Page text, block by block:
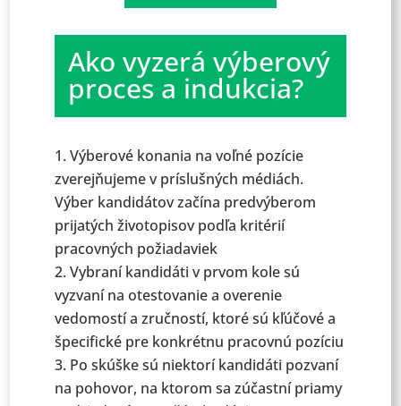
Ako vyzerá výberový
proces a indukcia?
Výberové konania na voľné pozície
zverejňujeme v príslušných médiách.
Výber kandidátov začína predvýberom
prijatých životopisov podľa kritérií
pracovných požiadaviek
Vybraní kandidáti v prvom kole sú
vyzvaní na otestovanie a overenie
vedomostí a zručností, ktoré sú kľúčové a
špecifické pre konkrétnu pracovnú pozíciu
Po skúške sú niektorí kandidáti pozvaní
na pohovor, na ktorom sa zúčastní priamy